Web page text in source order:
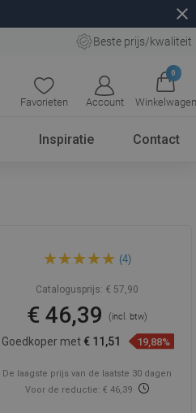
close
Beste prijs/kwaliteit
Favorieten Account
0
Winkelwagen
Inspiratie Contact
draaibare lijnvormige afvoer
(4)
Catalogusprijs: € 57,90
€ 46,39(incl. btw)
Goedkoper met € 11,51 19,88%
De laagste prijs van de laatste 30 dagen
Voor de reductie: € 46,39